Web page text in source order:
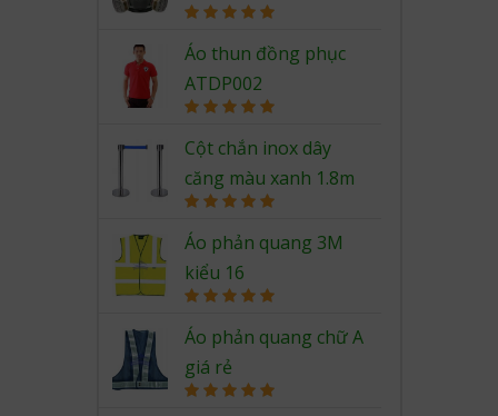
out of 5
Áo thun đồng phục
ATDP002
out of 5
Cột chắn inox dây
căng màu xanh 1.8m
out of 5
Áo phản quang 3M
kiểu 16
out of 5
Áo phản quang chữ A
giá rẻ